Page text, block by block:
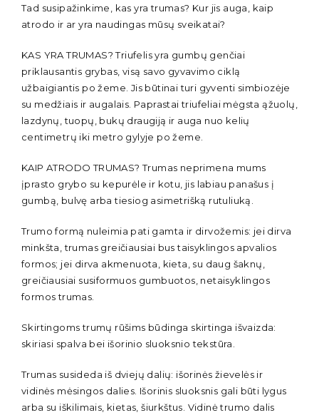
Tad susipažinkime, kas yra trumas? Kur jis auga, kaip
atrodo ir ar yra naudingas mūsų sveikatai?
KAS YRA TRUMAS? Triufelis yra gumbų genčiai
priklausantis grybas, visą savo gyvavimo ciklą
užbaigiantis po žeme. Jis būtinai turi gyventi simbiozėje
su medžiais ir augalais. Paprastai triufeliai mėgsta ąžuolų,
lazdynų, tuopų, bukų draugiją ir auga nuo kelių
centimetrų iki metro gylyje po žeme.
KAIP ATRODO TRUMAS? Trumas neprimena mums
įprasto grybo su kepurėle ir kotu, jis labiau panašus į
gumbą, bulvę arba tiesiog asimetrišką rutuliuką.
Trumo formą nuleimia pati gamta ir dirvožemis: jei dirva
minkšta, trumas greičiausiai bus taisyklingos apvalios
formos; jei dirva akmenuota, kieta, su daug šaknų,
greičiausiai susiformuos gumbuotos, netaisyklingos
formos trumas.
Skirtingoms trumų rūšims būdinga skirtinga išvaizda:
skiriasi spalva bei išorinio sluoksnio tekstūra.
Trumas susideda iš dviejų dalių: išorinės žievelės ir
vidinės mėsingos dalies. Išorinis sluoksnis gali būti lygus
arba su iškilimais, kietas, šiurkštus. Vidinė trumo dalis